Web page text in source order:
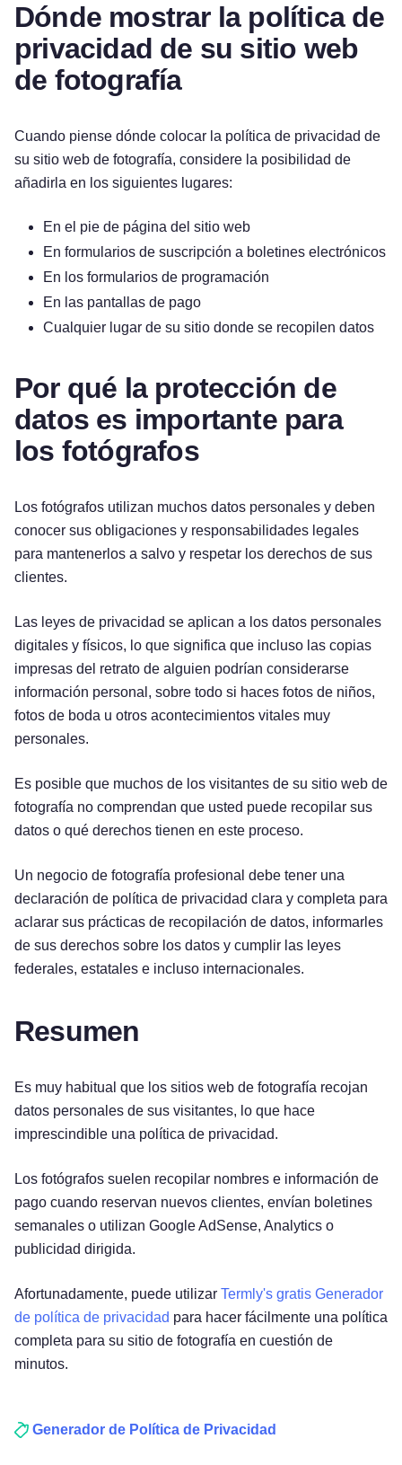
Pruébelo gratis
Dónde mostrar la política de
privacidad de su sitio web
de fotografía
Cuando piense dónde colocar la política de privacidad de
su sitio web de fotografía, considere la posibilidad de
añadirla en los siguientes lugares:
En el pie de página del sitio web
En formularios de suscripción a boletines electrónicos
En los formularios de programación
En las pantallas de pago
Cualquier lugar de su sitio donde se recopilen datos
Por qué la protección de
datos es importante para
los fotógrafos
Los fotógrafos utilizan muchos datos personales y deben
conocer sus obligaciones y responsabilidades legales
para mantenerlos a salvo y respetar los derechos de sus
clientes.
Las leyes de privacidad se aplican a los datos personales
digitales y físicos, lo que significa que incluso las copias
impresas del retrato de alguien podrían considerarse
información personal, sobre todo si haces fotos de niños,
fotos de boda u otros acontecimientos vitales muy
personales.
Es posible que muchos de los visitantes de su sitio web de
fotografía no comprendan que usted puede recopilar sus
datos o qué derechos tienen en este proceso.
Un negocio de fotografía profesional debe tener una
declaración de política de privacidad clara y completa para
aclarar sus prácticas de recopilación de datos, informarles
de sus derechos sobre los datos y cumplir las leyes
federales, estatales e incluso internacionales.
Resumen
Es muy habitual que los sitios web de fotografía recojan
datos personales de sus visitantes, lo que hace
imprescindible una política de privacidad.
Los fotógrafos suelen recopilar nombres e información de
pago cuando reservan nuevos clientes, envían boletines
semanales o utilizan Google AdSense, Analytics o
publicidad dirigida.
Afortunadamente, puede utilizar Termly's gratis Generador
de política de privacidad para hacer fácilmente una política
completa para su sitio de fotografía en cuestión de
minutos.
Generador de Política de Privacidad